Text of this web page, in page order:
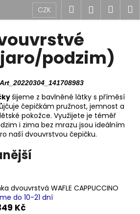
CZK Hledat
podzim)
šijeme z bavlněné látky s příměsí
čepičkám pružnost, jemnost a
pokožce. Využijete je téměř
i zima bez mrazu jsou ideálním
naší dvouvrstvou čepičku.
dvouvrstvá WAFLE CAPPUCCINO
do 10-21 dní
Kč